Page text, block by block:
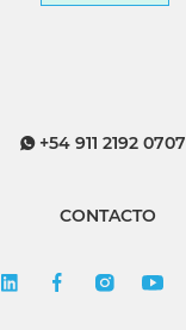
+54 911 2192 0707
CONTACTO